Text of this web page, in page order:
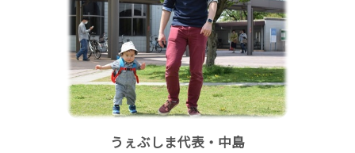
うぇぶしま代表・中島